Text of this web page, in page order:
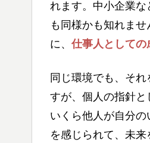
れます。中小企業
も同様かも知れま
に、 仕事人として
同じ環境でも、そ
すが、個人の指針と
いくら他人が自分
を感じられて、未来